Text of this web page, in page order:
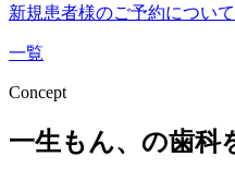
新規患者様のご予約につい
一覧
Concept
一生もん、の歯科